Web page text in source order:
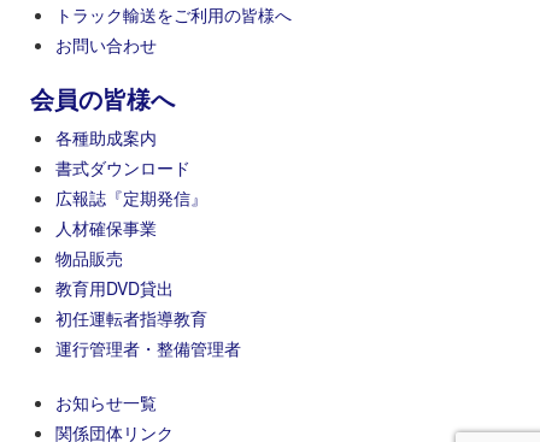
トラック輸送をご利用の皆様へ
お問い合わせ
会員の皆様へ
各種助成案内
書式ダウンロード
広報誌『定期発信』
人材確保事業
物品販売
教育用DVD貸出
初任運転者指導教育
運行管理者・整備管理者
お知らせ一覧
関係団体リンク